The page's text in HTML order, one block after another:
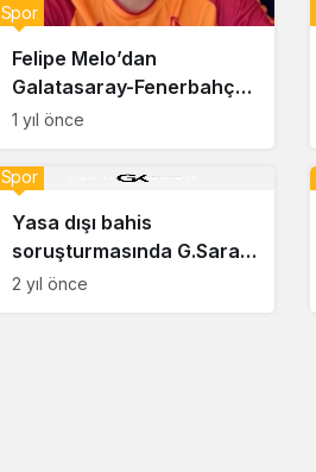
Felipe Melo’dan
Galatasaray-Fenerbahçe
maçı için skor tahmini:
ama…”
Spor
1 yıl önce
Yasa dışı bahis
soruşturmasında G.Saray
için yeni karar…
Spor
2 yıl önce